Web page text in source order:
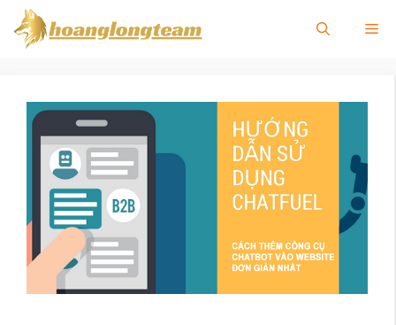
Chuyển
đến